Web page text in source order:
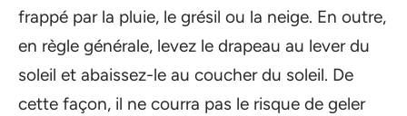
frappé par la pluie, le grésil ou la neige. En outre,
en règle générale, levez le drapeau au lever du
soleil et abaissez-le au coucher du soleil. De
cette façon, il ne courra pas le risque de geler